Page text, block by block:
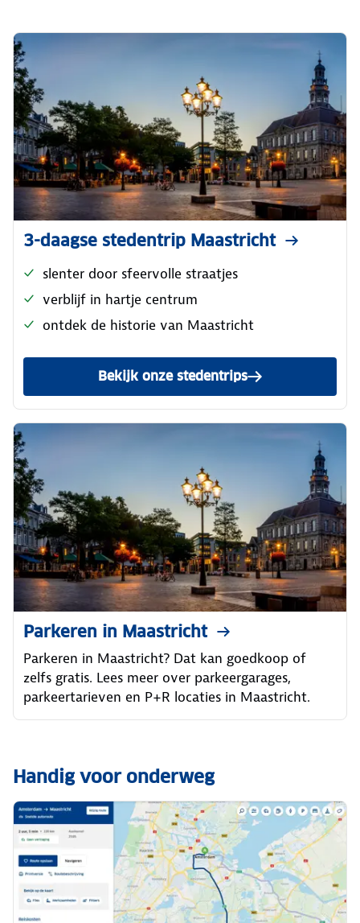
3-daagse stedentrip Maastricht
slenter door sfeervolle straatjes
verblijf in hartje centrum
ontdek de historie van Maastricht
Bekijk onze stedentrips
Parkeren in Maastricht
Parkeren in Maastricht? Dat kan goedkoop of
zelfs gratis. Lees meer over parkeergarages,
parkeertarieven en P+R locaties in Maastricht.
Handig voor onderweg